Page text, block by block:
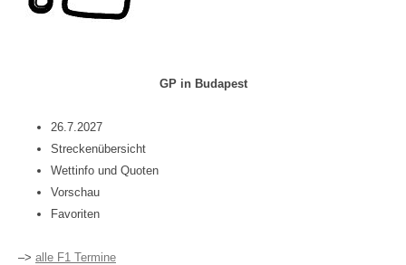
GP in Budapest
26.7.2027
Streckenübersicht
Wettinfo und Quoten
Vorschau
Favoriten
–> alle F1 Termine